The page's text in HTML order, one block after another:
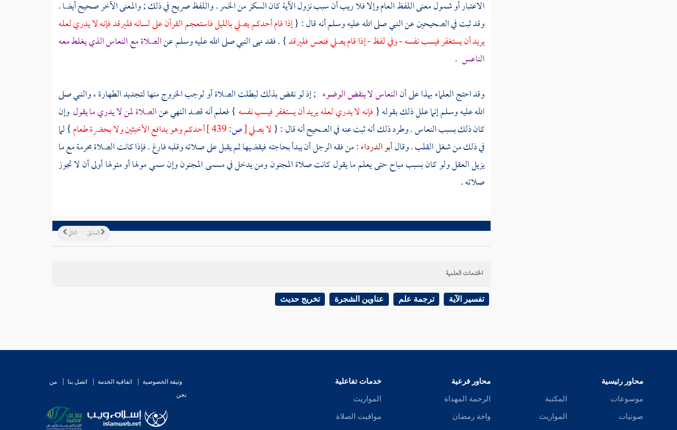
الاعتبار أو شمول معنى اللفظ العام وإلا فلا ريب أن سبب نزول الآية كان السكر من الخمر . واللفظ صريح في ذلك ; والمعنى الآخر صحيح أيضا .
وقد ثبت في الصحيحين عن النبي صلى الله عليه وسلم أنه قال : {إذا قام أحدكم يصلي بالليل فاستعجم القرآن على لسانه فليرقد فإنه لا يدري لعله
يريد أن يستغفر فيسب نفسه - وفي لفظ - إذا قام يصلي فنعس فليرقد} . فقد نهى النبي صلى الله عليه وسلم عنالصلاة مع النعاس الذي يغلط معه
الناعس .
وقد احتج العلماء بهذا على أنالنعاس لا ينقض الوضوء ; إذ لو نقض بذلك لبطلت الصلاة أو لوجب الخروج منها لتجديد الطهارة ، والنبي صلى
الله عليه وسلم إنما علل ذلك بقوله {فإنه لا يدري لعله يريد أن يستغفر فيسب نفسه} فعلم أنه قصد النهي عنالصلاة لمن لا يدري ما يقول وإن
كان ذلك بسبب النعاس . وطرد ذلك أنه ثبت عنه في الصحيح أنه قال : {لا يصلي[ص: أحدكم وهو يدافع الأخبثين ولا بحضرة طعام} لما
في ذلك من شغل القلب . وقالأبو الدرداء: من فقه الرجل أن يبدأ بحاجته فيقضيها ثم يقبل على صلاته وقلبه فارغ . فإذا كانت الصلاة محرمة مع ما
يزيل العقل ولو كان بسبب مباح حتى يعلم ما يقول كانت صلاة المجنون ومن يدخل في مسمى المجنون وإن سمي مولها أو متولها أولى أن لا تجوز
صلاته .
التالي السابق
الخدمات العلمية
تفسير الآية ترجمة علم عناوين الشجرة تخريج حديث
محاور رئيسية
موسوعات
صوتيات
المكتبة
المواريث
محاور فرعية
الرحمة المهداة
واحة رمضان
خدمات تفاعلية
المواريث
مواقيت الصلاة
وثيقة الخصوصية اتفاقية الخدمة اتصل بنا
من
نحن